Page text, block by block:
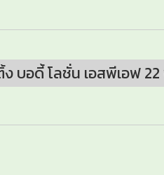
บอดี้ โลชั่น เอสพีเอฟ 22